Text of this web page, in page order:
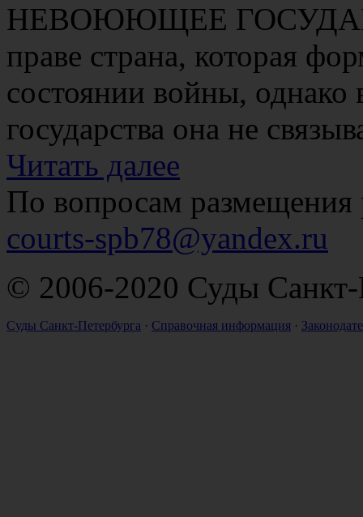
НЕВОЮЮЩЕЕ
праве страна, которая
состоянии войны, однако
государства она не
Читать далее
По вопросам размещения
courts-spb78@yandex.ru
© 2006-2020 Суды Санкт-
Суды Санкт-Петербурга · Справочная информация ·